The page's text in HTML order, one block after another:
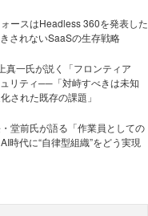
ースはHeadless 360を発表した
されないSaaSの生存戦略
真一氏が説く「フロンティア
リティ──「対峙すべきは未知
された既存の課題」
堂前氏が語る「作業員としての
時代に“自律型組織”をどう実現